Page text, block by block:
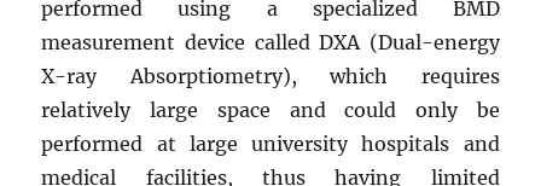
performed using a specialized BMD
measurement device called DXA (Dual-energy
X-ray Absorptiometry), which requires
relatively large space and could only be
performed at large university hospitals and
medical facilities, thus having limited